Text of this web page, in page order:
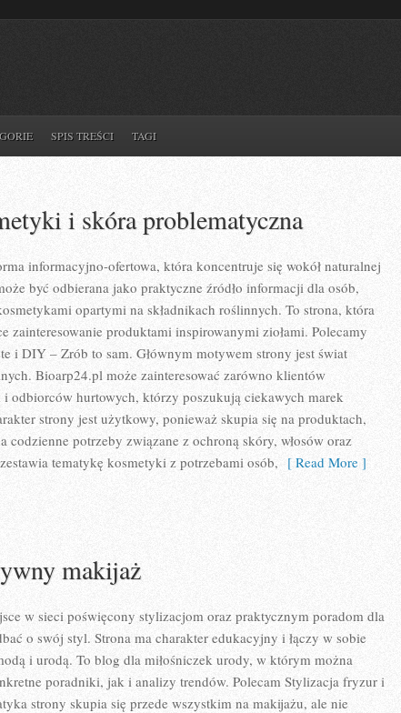
SPIS TREŚCI TAGI
i skóra problematyczna
informacyjno-ofertowa, która koncentruje się wokół naturalnej
być odbierana jako praktyczne źródło informacji dla osób,
opartymi na składnikach roślinnych. To strona, która
zainteresowanie produktami inspirowanymi ziołami. Polecamy
i DIY – Zrób to sam. Głównym motywem strony jest świat
Bioarp24.pl może zainteresować zarówno klientów
odbiorców hurtowych, którzy poszukują ciekawych marek
strony jest użytkowy, ponieważ skupia się na produktach,
codzienne potrzeby związane z ochroną skóry, włosów oraz
zestawia tematykę kosmetyki z potrzebami osób, [ Read More ]
makijaż
w sieci poświęcony stylizacjom oraz praktycznym poradom dla
o swój styl. Strona ma charakter edukacyjny i łączy w sobie
i urodą. To blog dla miłośniczek urody, w którym można
poradniki, jak i analizy trendów. Polecam Stylizacja fryzur i
strony skupia się przede wszystkim na makijażu, ale nie